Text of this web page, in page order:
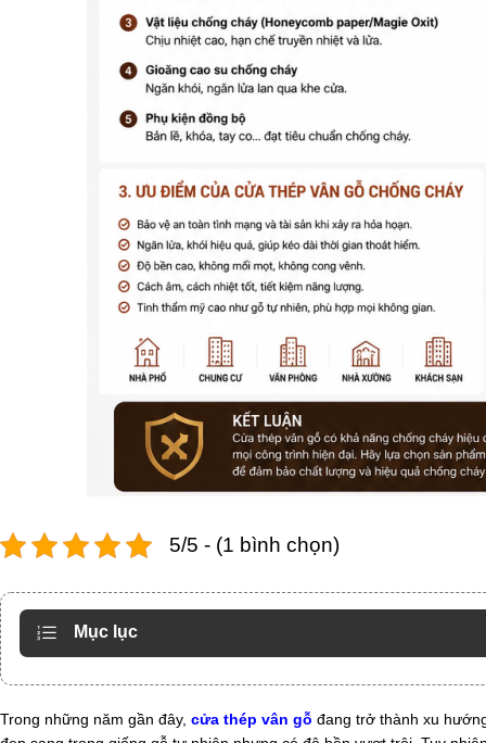
5/5 - (1 bình chọn)
Mục lục
Trong những năm gần đây, cửa thép vân gỗ đang trở thành xu